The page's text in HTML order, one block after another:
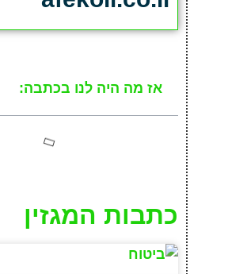
אז מה היה לנו בכתבה:
כתבות המגזין